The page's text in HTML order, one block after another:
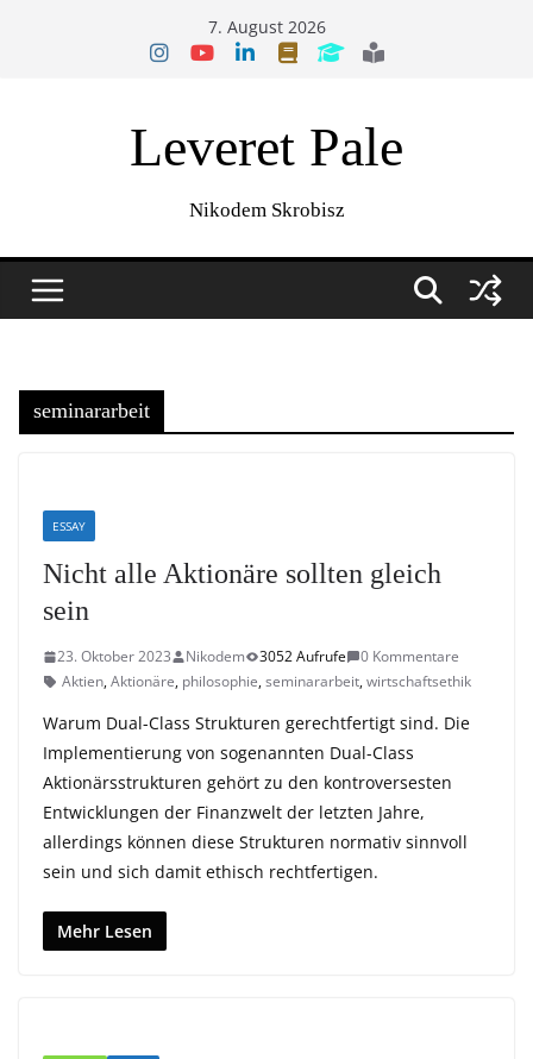
7. August 2026
Leveret Pale
Nikodem Skrobisz
seminararbeit
ESSAY
Nicht alle Aktionäre sollten gleich
sein
23. Oktober 2023 Nikodem 3052 Aufrufe
0 Kommentare
Aktien,Aktionäre, philosophie,seminararbeit,wirtschaftsethik
Warum Dual-Class Strukturen gerechtfertigt sind. Die
Implementierung von sogenannten Dual-Class
Aktionärsstrukturen gehört zu den kontroversesten
Entwicklungen der Finanzwelt der letzten Jahre,
allerdings können diese Strukturen normativ sinnvoll
sein und sich damit ethisch rechtfertigen.
Mehr Lesen